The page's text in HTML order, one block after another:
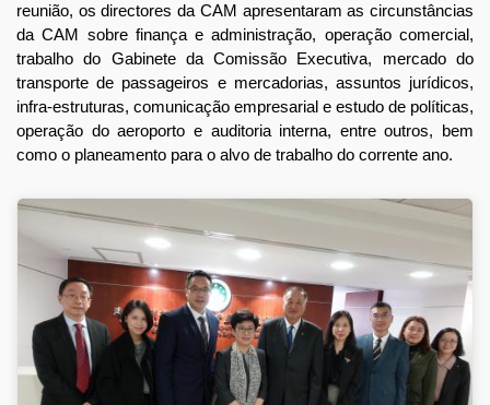
reunião, os directores da CAM apresentaram as circunstâncias
da CAM sobre finança e administração, operação comercial,
trabalho do Gabinete da Comissão Executiva, mercado do
transporte de passageiros e mercadorias, assuntos jurídicos,
infra-estruturas, comunicação empresarial e estudo de políticas,
operação do aeroporto e auditoria interna, entre outros, bem
como o planeamento para o alvo de trabalho do corrente ano.